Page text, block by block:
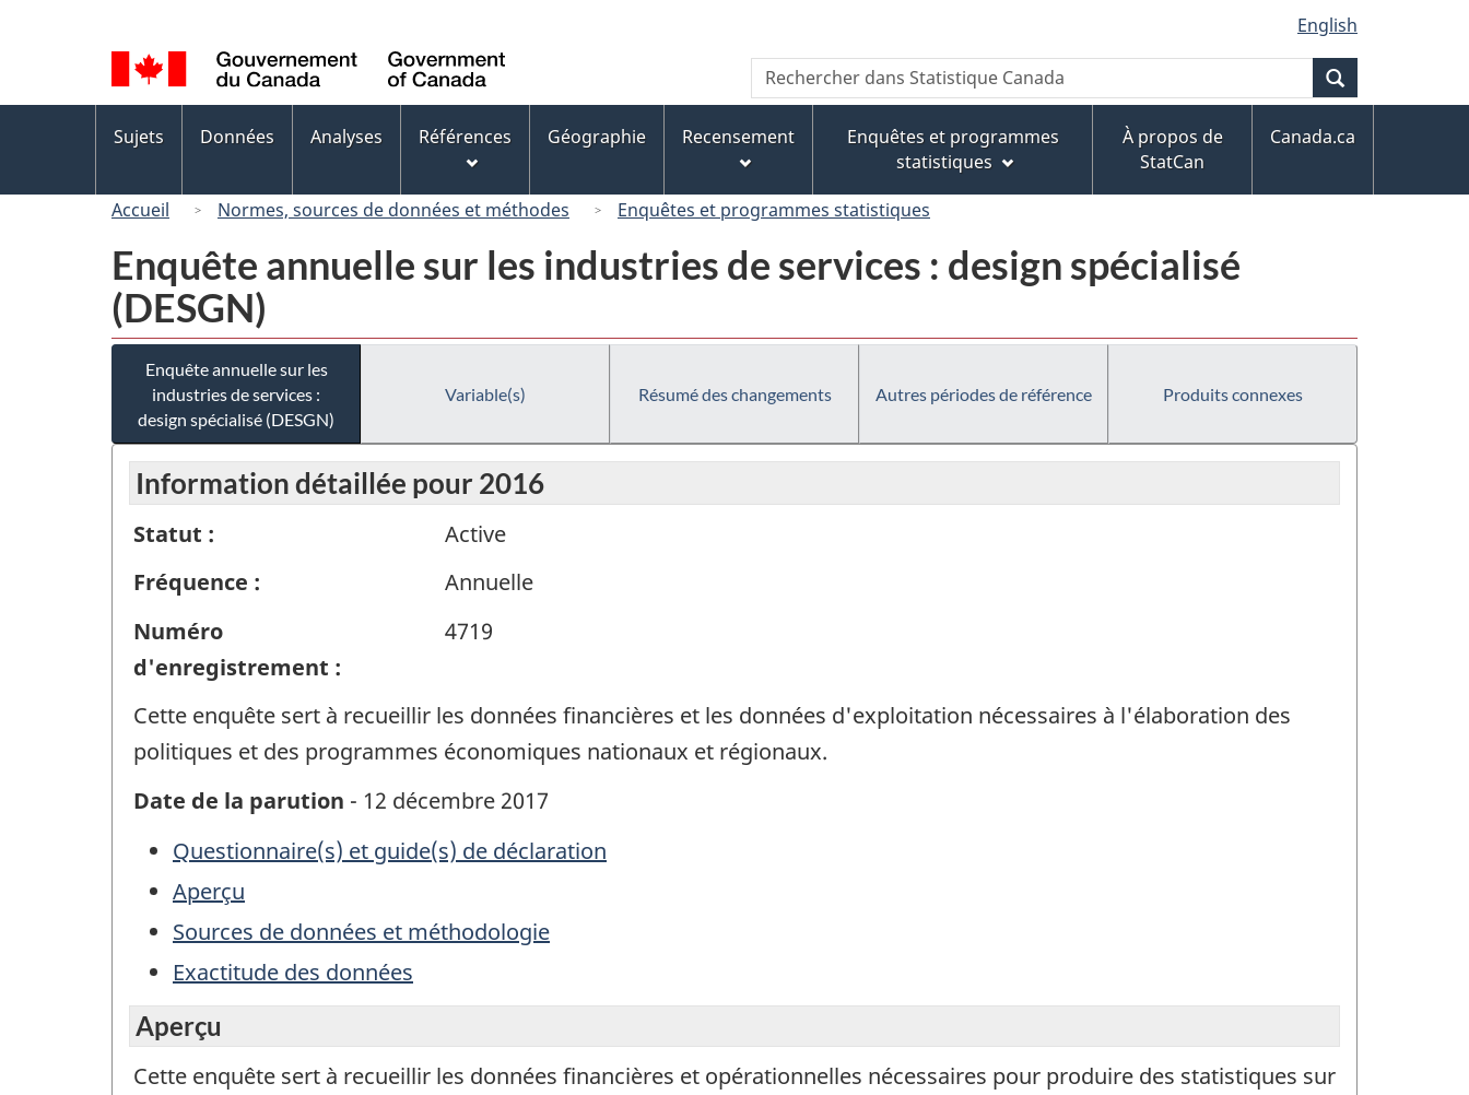
au
contenu
principal
« À
propos
de
ce
version
HTML
simplifiée
de
la
langue
English
Canada
Recherche
Rechercher
dans
Canada
des
Sujets Données Analyses Références Géographie Recensement
Enquêtes et programmes
statistiques
À propos de
StatCan
Canada.ca
Accueil Normes, sources de données et méthodes Enquêtes et programmes statistiques
Enquête annuelle sur les industries de services : design spécialisé
(DESGN)
Enquête annuelle sur les
industries de services :
design spécialisé (DESGN)
Variable(s) Résumé des changements Autres périodes de référence Produits connexes
Information détaillée pour 2016
Statut :
Active
Fréquence :
Annuelle
Numéro
d'enregistrement :
4719
Cette enquête sert à recueillir les données financières et les données d'exploitation nécessaires à l'élaboration des
politiques et des programmes économiques nationaux et régionaux.
Date de la parution - 12 décembre 2017
Questionnaire(s) et guide(s) de déclaration
Aperçu
Sources de données et méthodologie
Exactitude des données
Aperçu
Cette enquête sert à recueillir les données financières et opérationnelles nécessaires pour produire des statistiques sur